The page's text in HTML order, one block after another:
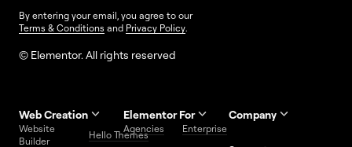
By entering your email, you agree to our
Terms & Conditions and Privacy Policy
© Elementor. All rights reserved
Web Creation
Website
Builder
Hello Themes
Elementor For
Agencies Enterprise
Company